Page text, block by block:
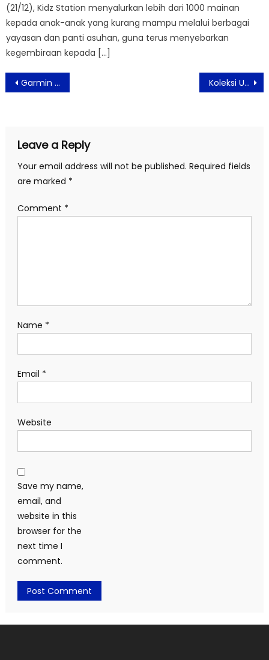
(21/12), Kidz Station menyalurkan lebih dari 1000 mainan
kepada anak-anak yang kurang mampu melalui berbagai
yayasan dan panti asuhan, guna terus menyebarkan
kegembiraan kepada […]
Post
navigation
Garmin Hadirkan Smartwatch epix Pro Series dan fenix 7 Pro Series Koleksi Unik dari Stargazers Bikin Kamu Tampil Percaya Diri
Leave a Reply
Your email address will not be published. Required fields
are marked *
Comment *
Name *
Email *
Website
Save my name,
email, and
website in this
browser for the
next time I
comment.